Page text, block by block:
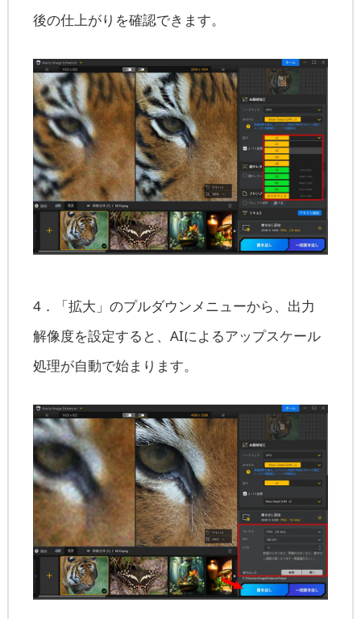
後の仕上がりを確認できます。
4．「拡大」のプルダウンメニューから、出力
解像度を設定すると、AIによるアップスケール
処理が自動で始まります。